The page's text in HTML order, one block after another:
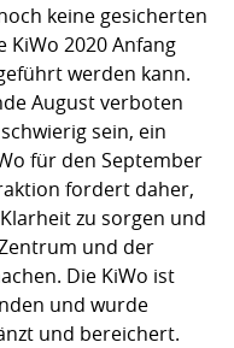
keine gesicherten
2020 Anfang
werden kann.
August verboten
sein, ein
für den September
fordert daher,
zu sorgen und
und der
Die KiWo ist
und wurde
und bereichert.